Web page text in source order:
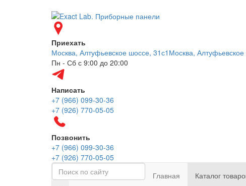
Приехать
Москва, Алтуфьевское шоссе, 31с1 Москва,
Пн - Сб с 9:00 до 20:00
Написать
+7 (966) 099-30-36
+7 (926) 770-05-05
Позвонить
+7 (966) 099-30-36
+7 (926) 770-05-05
Главная
Каталог